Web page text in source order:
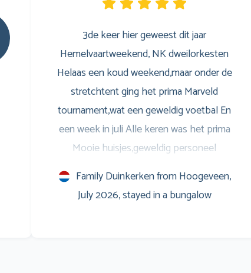
3de keer hier geweest dit jaar
Hemelvaartweekend, NK dweilorkesten
Helaas een koud weekend,maar onder de
stretchtent ging het prima Marveld
tournament,wat een geweldig voetbal En
een week in juli Alle keren was het prima
Mooie huisjes,geweldig personeel
Entertainment voor de jongeren,is ook prima
Savonds op het terras leuke muziek,en
natuurlijk het WK voetbal op het scherm
Family Duinkerken from Hoogeveen,
July 2026, stayed in a bungalow